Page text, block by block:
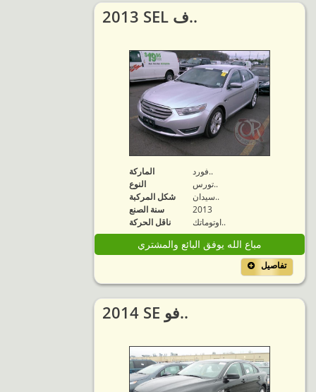
2013 SEL ف..
الماركة
فورد..
النوع
تورس..
شكل المركبة
سيدان..
سنة الصنع
2013
ناقل الحركة
اوتوماتك..
مباع الله يوفق البائع والمشتري
تفاصيل
2014 SE فو..